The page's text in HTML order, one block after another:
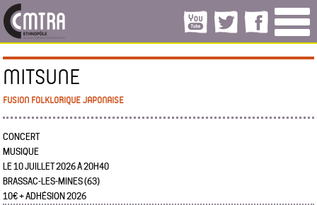
MITSUNE
FUSION FOLKLORIQUE JAPONAISE
CONCERT
MUSIQUE
LE 10 JUILLET 2026 À 20H40
BRASSAC-LES-MINES (63)
10€ + ADHÉSION 2026